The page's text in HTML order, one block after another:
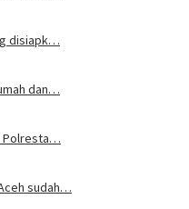
disiapk…
dan…
Polresta…
sudah…